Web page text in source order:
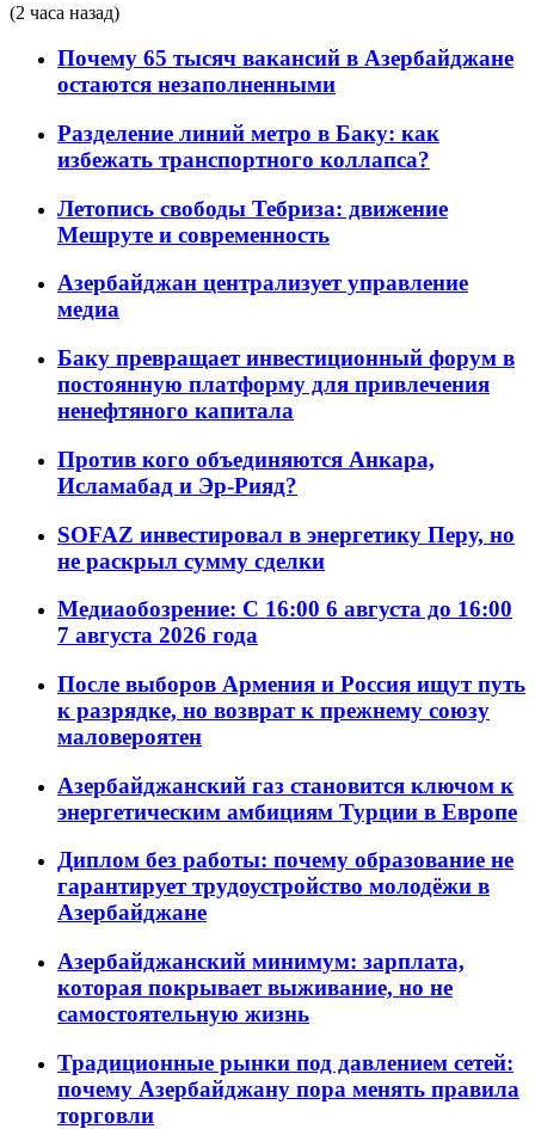
(2 часа назад)
Почему 65 тысяч вакансий в Азербайджане
остаются незаполненными
Разделение линий метро в Баку: как
избежать транспортного коллапса?
Летопись свободы Тебриза: движение
Мешруте и современность
Азербайджан централизует управление
медиа
Баку превращает инвестиционный форум в
постоянную платформу для привлечения
ненефтяного капитала
Против кого объединяются Анкара,
Исламабад и Эр-Рияд?
SOFAZ инвестировал в энергетику Перу, но
не раскрыл сумму сделки
Медиаобозрение: С 16:00 6 августа до 16:00
7 августа 2026 года
После выборов Армения и Россия ищут путь
к разрядке, но возврат к прежнему союзу
маловероятен
Азербайджанский газ становится ключом к
энергетическим амбициям Турции в Европе
Диплом без работы: почему образование не
гарантирует трудоустройство молодёжи в
Азербайджане
Азербайджанский минимум: зарплата,
которая покрывает выживание, но не
самостоятельную жизнь
Традиционные рынки под давлением сетей:
почему Азербайджану пора менять правила
торговли